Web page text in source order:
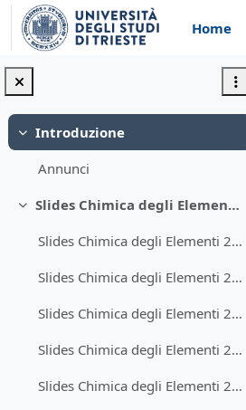
Vai al contenuto principale
Home
Minimizza
Introduzione
Annunci
Minimizza
Slides Chimica degli Elementi 2022-2023
Slides Chimica degli Elementi 2022-2023 1
Slides Chimica degli Elementi 2022-2023 2
Slides Chimica degli Elementi 2022-2023 3 Idrogeno
Slides Chimica degli Elementi 2022-2023 Gruppo 1
Slides Chimica degli Elementi 2022-2023 Gruppo 2